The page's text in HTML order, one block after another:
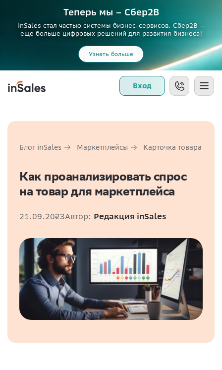
Теперь мы – Сбер2B
inSales стал частью системы бизнес-сервисов. Сбер2В –
еще больше цифровых решений для развития бизнеса!
Узнать больше
Вход
Блог inSales Маркетплейсы Карточка товара
Как проанализировать спрос
на товар для маркетплейса
21.09.2023Автор: Редакция inSales